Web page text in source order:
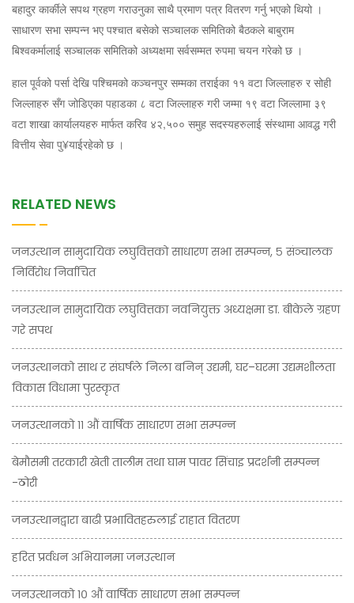
बहादुर कार्कीले सपथ ग्रहण गराउनुका साथै प्रमाण पत्र वितरण गर्नु भएको थियो ।
साधारण सभा सम्पन्न भए पश्चात बसेको सञ्चालक समितिको बैठकले बाबुराम
बिश्वकर्मालाई सञ्चालक समितिको अध्यक्षमा सर्वसम्मत रुपमा चयन गरेको छ ।
हाल पूर्वको पर्सा देखि पश्चिमको कञ्चनपुर सम्मका तराईका ११ वटा जिल्लाहरु र सोही
जिल्लाहरु सँग जोडिएका पहाडका ८ वटा जिल्लाहरु गरी जम्मा १९ वटा जिल्लामा ३९
वटा शाखा कार्यालयहरु मार्फत करिव ४२,५०० समुह सदस्यहरुलाई संस्थामा आवद्ध गरी
वित्तीय सेवा पु¥याईरहेको छ ।
RELATED NEWS
जनउत्थान सामुदायिक लघुवित्तको साधारण सभा सम्पन्न, ५ संञ्चालक
निर्विरोध निर्वाचित
जनउत्थान सामुदायिक लघुवित्तका नवनियुक्त अध्यक्षमा डा. बीकेले ग्रहण
गरे सपथ
जनउत्थानको साथ र संघर्षले निला बनिन् उद्यमी, घर–घरमा उद्यमशीलता
विकास विधामा पुरस्कृत
जनउत्थानको ११ औं वार्षिक साधारण सभा सम्पन्न
बेमौसमी तरकारी खेती तालीम तथा घाम पावर सिंचाइ प्रदर्शनी सम्पन्न
-ठोरी
जनउत्थानद्वारा बाढी प्रभावितहरुलाई राहात वितरण
हरित प्रर्वधन अभियानमा जनउत्थान
जनउत्थानको १० औं वार्षिक साधारण सभा सम्पन्न